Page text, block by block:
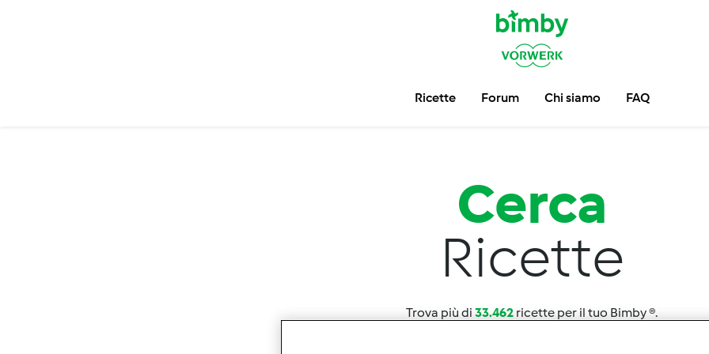
Ricette Forum Chi siamo FAQ
Cerca
Ricette
Trova più di 33.462 ricette per il tuo Bimby ®.